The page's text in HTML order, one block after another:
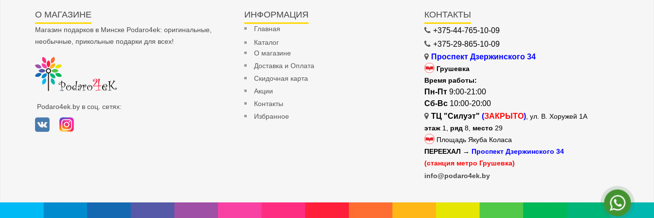
О МАГАЗИНЕ
Магазин подарков в Минске Podaro4ek: оригинальные,
необычные, прикольные подарки для всех!
Podaro4ek.by в соц. сетях:
ИНФОРМАЦИЯ
Главная
Каталог
О магазине
Доставка и Оплата
Скидочная карта
Акции
Контакты
Избранное
КОНТАКТЫ
+375-44-765-10-09
+375-29-865-10-09
Проспект Дзержинского 34
Грушевка
Время работы:
Пн-Пт 9:00-21:00
Сб-Вс 10:00-20:00
ТЦ "Силуэт" (ЗАКРЫТО) , ул. В. Хоружей 1А
этаж 1, ряд 8, место 29
Площадь Якуба Коласа
ПЕРЕЕХАЛ → Проспект Дзержинского 34
(станция метро Грушевка)
info@podaro4ek.by